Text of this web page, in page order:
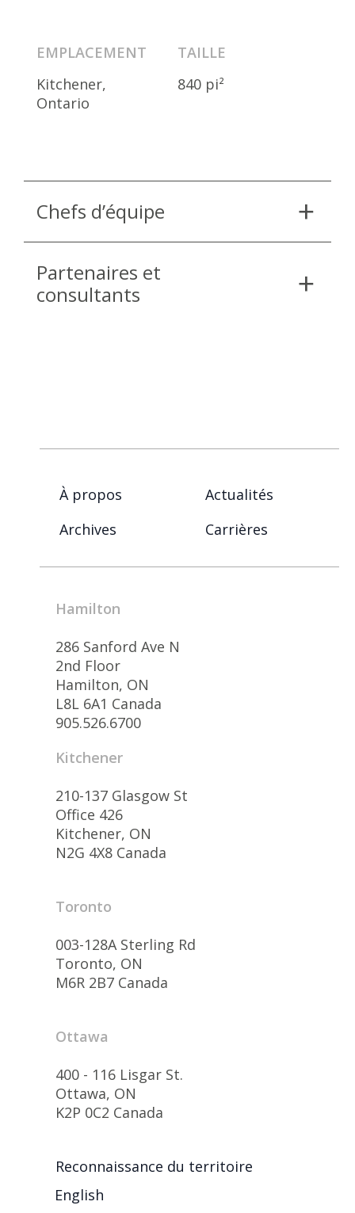
EMPLACEMENT
Kitchener,
Ontario
TAILLE
840 pi²
Chefs d’équipe
Partenaires et
consultants
À propos
Actualités
Archives
Carrières
Hamilton
286 Sanford Ave N
2nd Floor
Hamilton, ON
L8L 6A1 Canada
905.526.6700
Kitchener
210-137 Glasgow St
Office 426
Kitchener, ON
N2G 4X8 Canada
Toronto
003-128A Sterling Rd
Toronto, ON
M6R 2B7 Canada
Ottawa
400 - 116 Lisgar St.
Ottawa, ON
K2P 0C2 Canada
Reconnaissance du territoire
English